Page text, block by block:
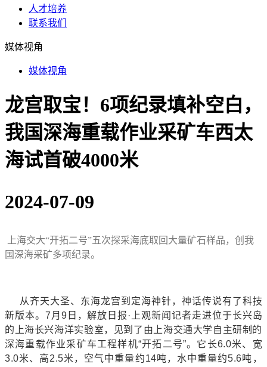
人才培养
联系我们
媒体视角
媒体视角
龙宫取宝！6项纪录填补空白，
我国深海重载作业采矿车西太
海试首破4000米
2024-07-09
上海交大“开拓二号”五次探采海底取回大量矿石样品，创我
国深海采矿多项纪录。
从齐天大圣、东海龙宫到定海神针，神话传说有了科技
新版本。7月9日，解放日报·上观新闻记者走进位于长兴岛
的上海长兴海洋实验室，见到了由上海交通大学自主研制的
深海重载作业采矿车工程样机“开拓二号”。它长6.0米、宽
3.0米、高2.5米，空气中重量约14吨，水中重量约5.6吨，